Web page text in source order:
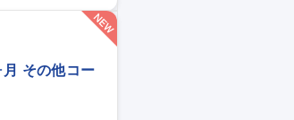
月 その他コー